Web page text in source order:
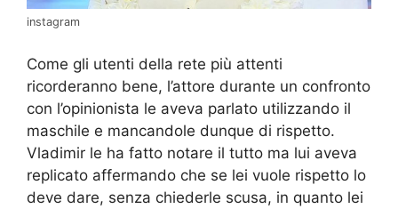
instagram
Come gli utenti della rete più attenti
ricorderanno bene, l’attore durante un confronto
con l’opinionista le aveva parlato utilizzando il
maschile e mancandole dunque di rispetto.
Vladimir le ha fatto notare il tutto ma lui aveva
replicato affermando che se lei vuole rispetto lo
deve dare, senza chiederle scusa, in quanto lei